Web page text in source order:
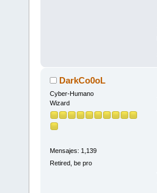
DarkCo0oL
Cyber-Humano
Wizard
Mensajes: 1,139
Retired, be pro